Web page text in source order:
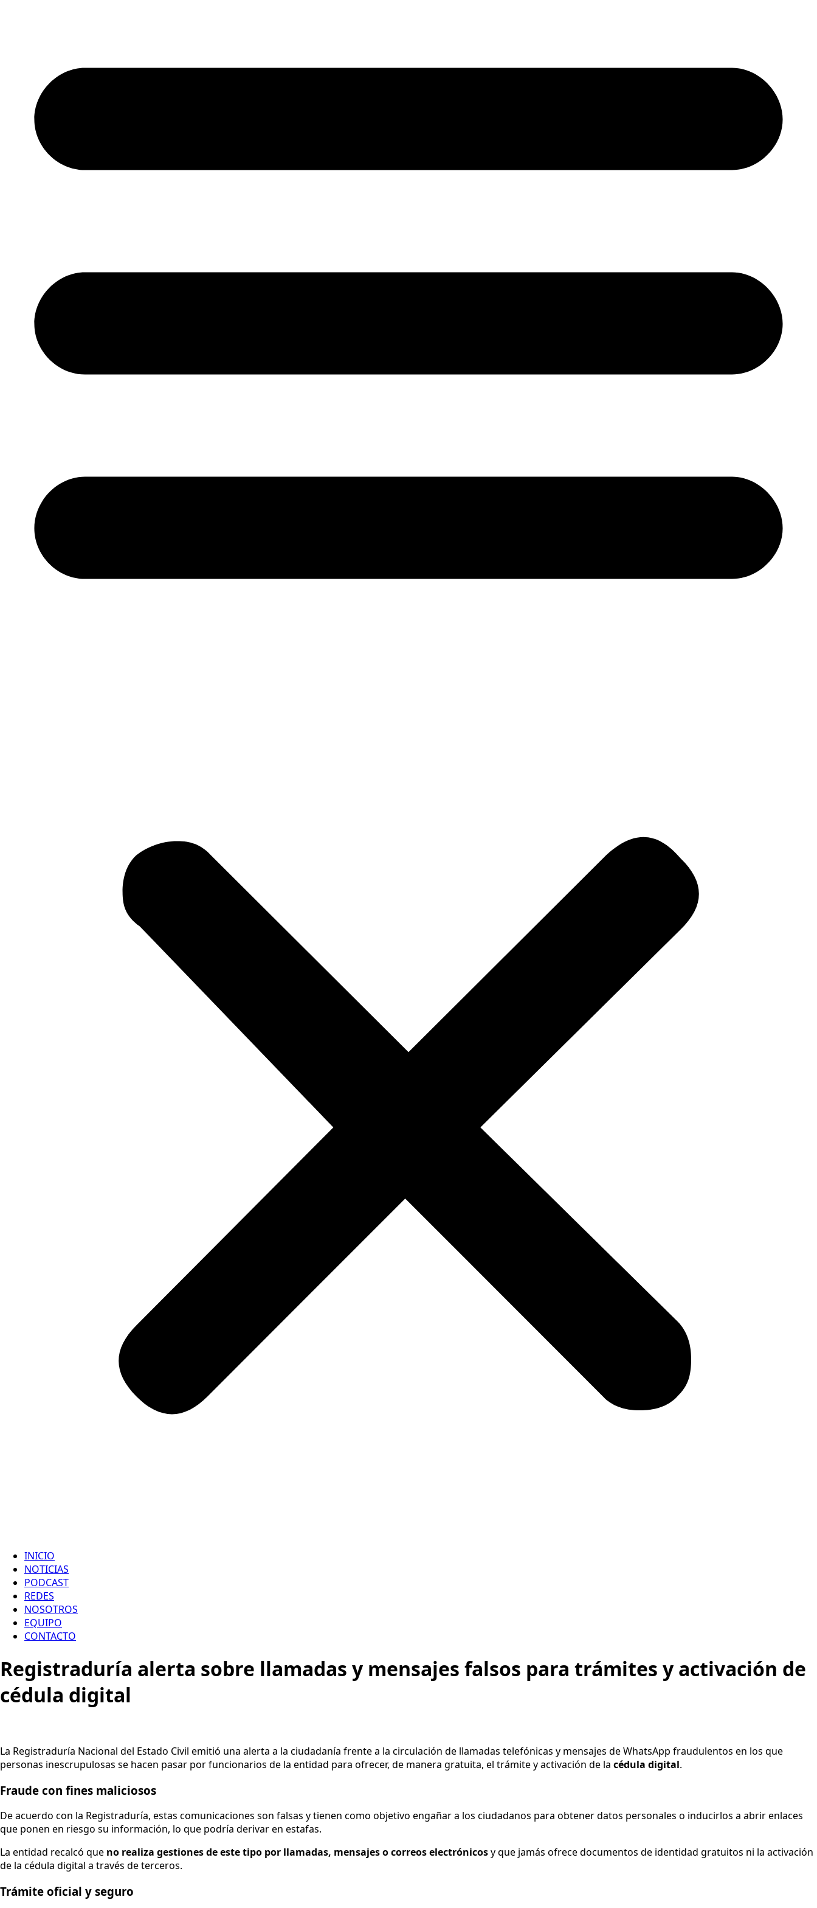
INICIO
NOTICIAS
PODCAST
REDES
NOSOTROS
EQUIPO
CONTACTO
Registraduría alerta sobre llamadas y mensajes falsos para trámites y activación de
cédula digital
La Registraduría Nacional del Estado Civil emitió una alerta a la ciudadanía frente a la circulación de llamadas telefónicas y mensajes de WhatsApp fraudulentos en los que
personas inescrupulosas se hacen pasar por funcionarios de la entidad para ofrecer, de manera gratuita, el trámite y activación de la cédula digital.
Fraude con fines maliciosos
De acuerdo con la Registraduría, estas comunicaciones son falsas y tienen como objetivo engañar a los ciudadanos para obtener datos personales o inducirlos a abrir enlaces
que ponen en riesgo su información, lo que podría derivar en estafas.
La entidad recalcó que no realiza gestiones de este tipo por llamadas, mensajes o correos electrónicosy que jamás ofrece documentos de identidad gratuitos ni la activación
de la cédula digital a través de terceros.
Trámite oficial y seguro